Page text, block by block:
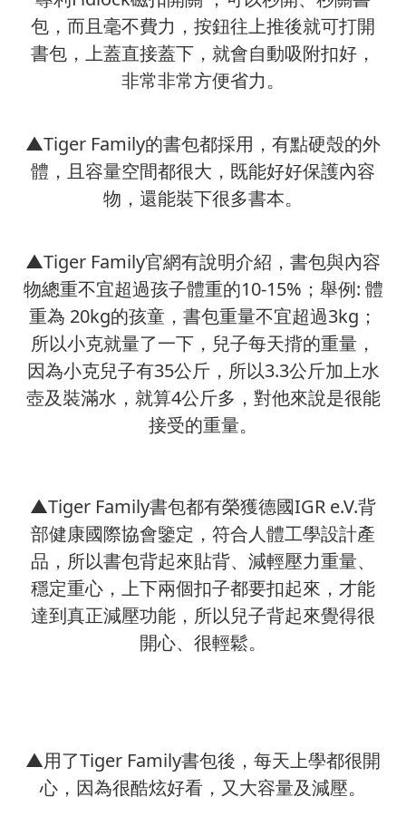
包，而且毫不費力，按鈕往上推後就可打開
書包，上蓋直接蓋下，就會自動吸附扣好，
非常非常方便省力。
▲Tiger Family的書包都採用，有點硬殼的外
體，且容量空間都很大，既能好好保護內容
物，還能裝下很多書本。
▲Tiger Family官網有說明介紹，書包與內容
物總重不宜超過孩子體重的10-15%；舉例: 體
重為 20kg的孩童，書包重量不宜超過3kg；
所以小克就量了一下，兒子每天揹的重量，
因為小克兒子有35公斤，所以3.3公斤加上水
壺及裝滿水，就算4公斤多，對他來說是很能
接受的重量。
▲Tiger Family書包都有榮獲德國IGR e.V.背
部健康國際協會鑒定，符合人體工學設計產
品，所以書包背起來貼背、減輕壓力重量、
穩定重心，上下兩個扣子都要扣起來，才能
達到真正減壓功能，所以兒子背起來覺得很
開心、很輕鬆。
▲用了Tiger Family書包後，每天上學都很開
心，因為很酷炫好看，又大容量及減壓。